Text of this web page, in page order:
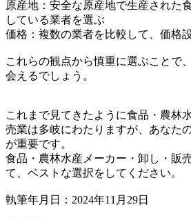
原産地：安全な原産地で生産された
している業者を選ぶ
価格：複数の業者を比較して、価格
これらの観点から慎重に選ぶことで
会えるでしょう。
これまで見てきたように食品・農林
売業は多岐にわたりますが、あなた
が重要です。
食品・農林水産メーカー・卸し・販
て、ベストな選択をしてください。
執筆年月日：2024年11月29日